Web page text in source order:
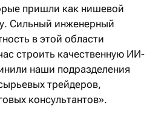
пришли как нишевой
Сильный инженерный
в этой области
строить качественную ИИ-
наши подразделения
трейдеров,
консультантов».